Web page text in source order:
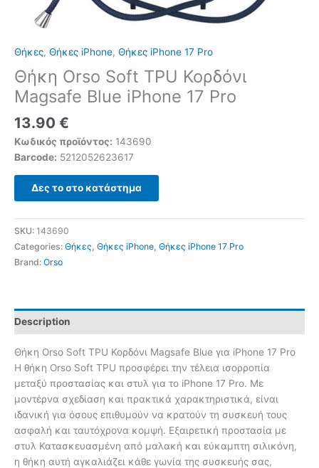
Θήκες, Θήκες iPhone, Θήκες iPhone 17 Pro
Θήκη Orso Soft TPU Κορδόνι
Magsafe Blue iPhone 17 Pro
13.90 €
Κωδικός προϊόντος: 143690
Barcode: 5212052623617
Δες το στο κατάστημα
SKU: 143690
Categories: Θήκες Θήκες iPhone Θήκες iPhone 17 Pro
Brand: Orso
Description
Θήκη Orso Soft TPU Κορδόνι Magsafe Blue για iPhone 17 Pro
Η θήκη Orso Soft TPU προσφέρει την τέλεια ισορροπία
μεταξύ προστασίας και στυλ για το iPhone 17 Pro. Με
μοντέρνα σχεδίαση και πρακτικά χαρακτηριστικά, είναι
ιδανική για όσους επιθυμούν να κρατούν τη συσκευή τους
ασφαλή και ταυτόχρονα κομψή. Εξαιρετική προστασία με
στυλ Κατασκευασμένη από μαλακή και εύκαμπτη σιλικόνη,
η θήκη αυτή αγκαλιάζει κάθε γωνία της συσκευής σας,